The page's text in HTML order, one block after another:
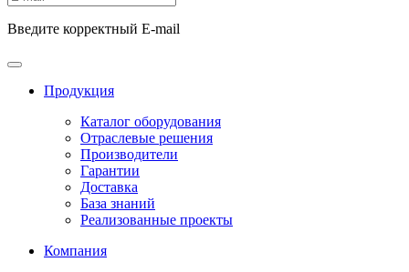
Введите корректный E-mail
Продукция
Каталог оборудования
Отраслевые решения
Производители
Гарантии
Доставка
База знаний
Реализованные проекты
Компания